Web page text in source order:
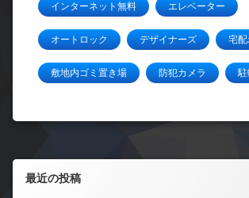
インターネット無料 エレベーター
オートロック デザイナーズ 宅
敷地内ゴミ置き場 防犯カメラ
左サイドバー
最近の投稿